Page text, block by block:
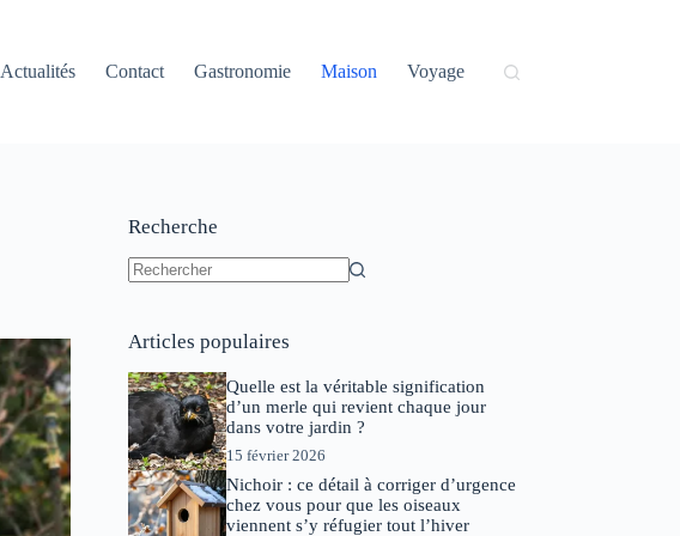
Actualités
Contact Gastronomie Maison Voyage
Recherche
Articles populaires
Quelle est la véritable signification
d’un merle qui revient chaque jour
dans votre jardin ?
15 février 2026
Nichoir : ce détail à corriger d’urgence
chez vous pour que les oiseaux
viennent s’y réfugier tout l’hiver